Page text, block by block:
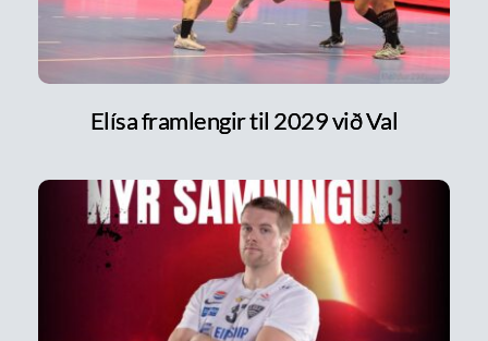
Elísa framlengir til 2029 við Val